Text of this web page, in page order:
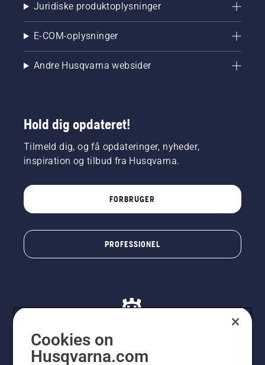
Juridiske produktoplysninger
E-COM-oplysninger
Andre Husqvarna websider
Hold dig opdateret!
Tilmeld dig, og få opdateringer, nyheder,
inspiration og tilbud fra Husqvarna.
FORBRUGER
PROFESSIONEL
Cookies on
Husqvarna.com